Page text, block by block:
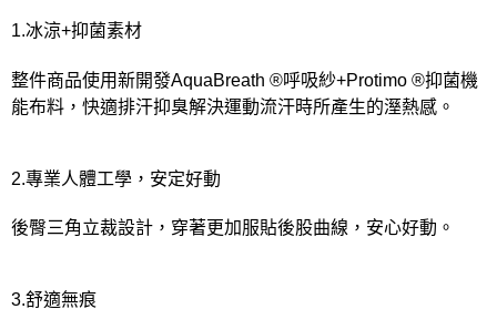
每筆NT$220
1.冰涼+抑菌素材
整件商品使用新開發AquaBreath ®呼吸紗+Protimo ®抑菌機
能布料，快適排汗抑臭解決運動流汗時所產生的溼熱感。
2.專業人體工學，安定好動
後臀三角立裁設計，穿著更加服貼後股曲線，安心好動。
3.舒適無痕